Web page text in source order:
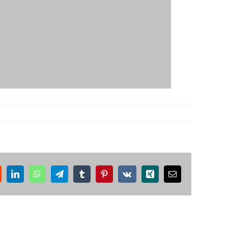
LinkedInWhatsAppTelegramTumblrPinterest
Vk Xing
Correo